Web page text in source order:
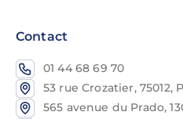
Contact
01 44 68 69 70
53 rue Crozatier, 75012,
565 avenue du Prado,